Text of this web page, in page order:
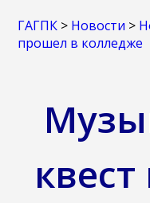
ГАГПК > Новости >
прошел в колледже